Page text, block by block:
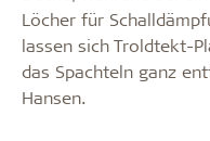
Löcher für
lassen sich Troldtekt-
das Spachteln ganz
Hansen.